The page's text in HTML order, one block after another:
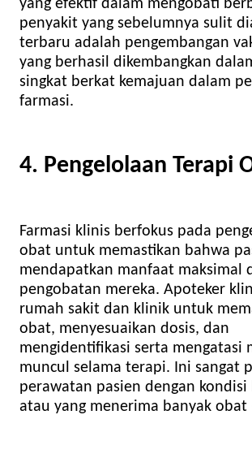
yang efektif dalam mengobati
penyakit yang sebelumnya sulit
terbaru adalah pengembangan
yang berhasil dikembangkan
singkat berkat kemajuan dalam
farmasi.
4. Pengelolaan Terapi
Farmasi klinis berfokus pada
obat untuk memastikan bahwa
mendapatkan manfaat maksimal
pengobatan mereka. Apoteker
rumah sakit dan klinik untuk
obat, menyesuaikan dosis, dan
mengidentifikasi serta mengatasi
muncul selama terapi. Ini sangat
perawatan pasien dengan kondisi
atau yang menerima banyak